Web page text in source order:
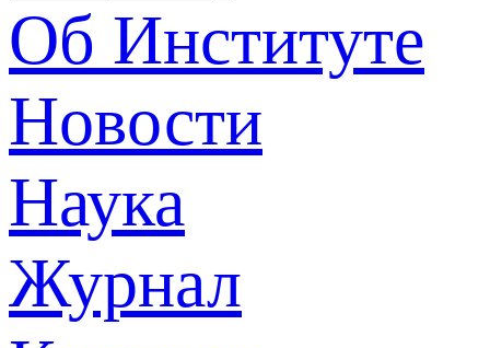
Об Институте
Новости
Наука
Журнал